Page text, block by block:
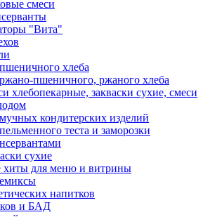
смеси
"Вита"
хлеба
пшеничного, ржаного хлеба
хлебопекарные, закваски сухие, смеси
кондитерских изделий
теста и заморозки
сухие
хиты для меню и витрины
напитков
и БАД